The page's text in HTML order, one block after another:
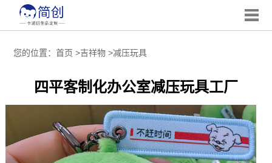
您的位置： 首页 >吉祥物>减压玩具
四平客制化办公室减压玩具工厂